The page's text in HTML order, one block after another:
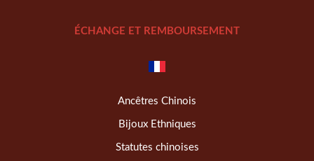
ÉCHANGE ET REMBOURSEMENT
Ancêtres Chinois
Bijoux Ethniques
Statutes chinoises